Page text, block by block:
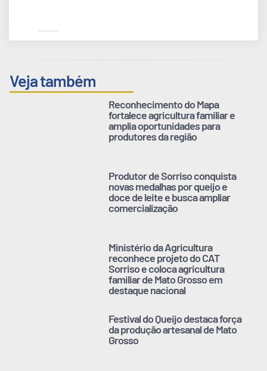
Veja também
Reconhecimento do Mapa
fortalece agricultura familiar e
amplia oportunidades para
produtores da região
Produtor de Sorriso conquista
novas medalhas por queijo e
doce de leite e busca ampliar
comercialização
Ministério da Agricultura
reconhece projeto do CAT
Sorriso e coloca agricultura
familiar de Mato Grosso em
destaque nacional
Festival do Queijo destaca força
da produção artesanal de Mato
Grosso